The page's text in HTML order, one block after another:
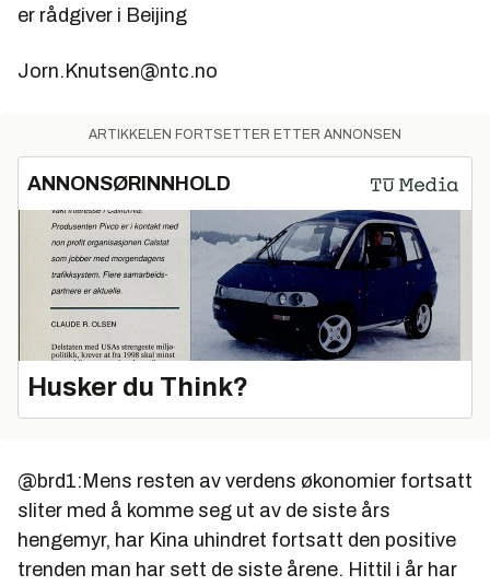
er rådgiver i Beijing
Jorn.Knutsen@ntc.no
ARTIKKELEN FORTSETTER ETTER ANNONSEN
ANNONSØRINNHOLD
Husker du Think?
@brd1:Mens resten av verdens økonomier fortsatt
sliter med å komme seg ut av de siste års
hengemyr, har Kina uhindret fortsatt den positive
trenden man har sett de siste årene. Hittil i år har